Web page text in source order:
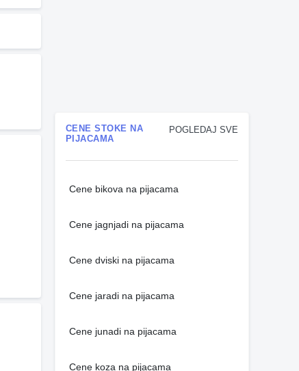
POGLEDAJ SVE
CENE STOKE NA
PIJACAMA
Cene bikova na pijacama
Cene jagnjadi na pijacama
Cene dviski na pijacama
Cene jaradi na pijacama
Cene junadi na pijacama
Cene koza na pijacama